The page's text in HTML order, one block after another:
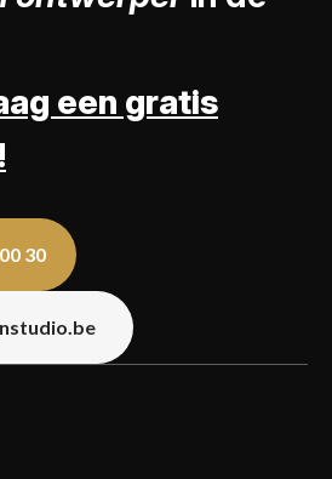
een gratis
30